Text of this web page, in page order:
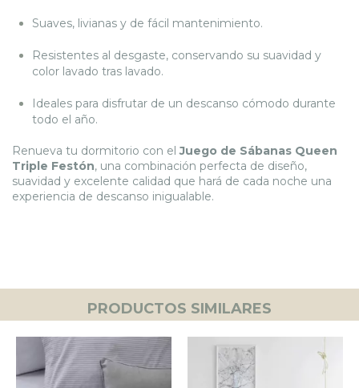
Suaves, livianas y de fácil mantenimiento.
Resistentes al desgaste, conservando su suavidad y
color lavado tras lavado.
Ideales para disfrutar de un descanso cómodo durante
todo el año.
Renueva tu dormitorio con elJuego de Sábanas Queen
Triple Festón, una combinación perfecta de diseño,
suavidad y excelente calidad que hará de cada noche una
experiencia de descanso inigualable.
PRODUCTOS SIMILARES